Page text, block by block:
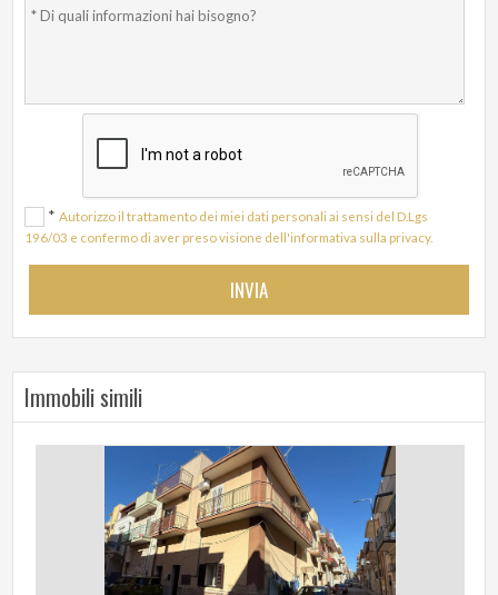
*Autorizzo il trattamento dei miei dati personali ai sensi del D.Lgs
196/03 e confermo di aver preso visione dell'informativa sulla privacy.
Immobili simili